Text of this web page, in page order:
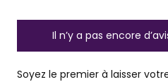
Il n’y a pas encore
Soyez le premier à laisser